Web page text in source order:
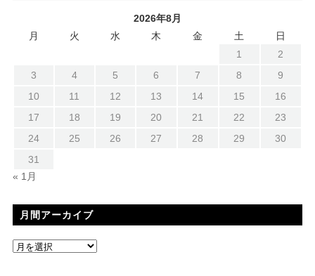
2026年8月
月
火 水 木 金 土
日
1
2
3
4 5 6 7 8
9
10
11 12 13 14 15
16
17
18 19 20 21 22
23
24
25 26 27 28 29
30
31
« 1月
月間アーカイブ